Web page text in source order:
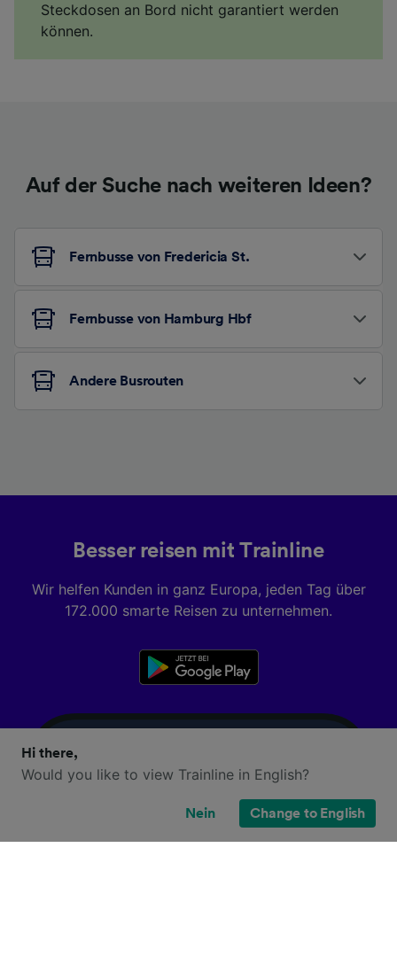
Steckdosen an Bord nicht garantiert werden
können.
Auf der Suche nach weiteren Ideen?
Fernbusse von Fredericia St.
Fernbusse von Hamburg Hbf
Andere Busrouten
Besser reisen mit Trainline
Wir helfen Kunden in ganz Europa, jeden Tag über
172.000 smarte Reisen zu unternehmen.
Hi there,
Would you like to view Trainline in English?
Nein Change to English